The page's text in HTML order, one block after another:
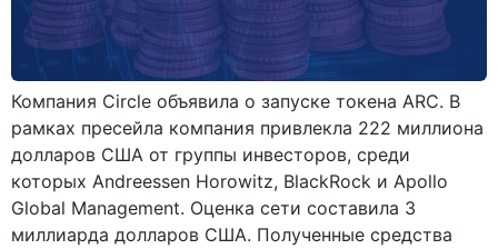
Компания Circle объявила о запуске токена ARC. В
рамках пресейла компания привлекла 222 миллиона
долларов США от группы инвесторов, среди
которых Andreessen Horowitz, BlackRock и Apollo
Global Management. Оценка сети составила 3
миллиарда долларов США. Полученные средства